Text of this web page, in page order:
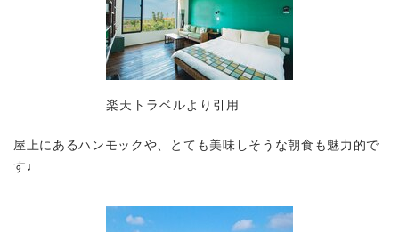
楽天トラベルより引用
屋上にあるハンモックや、とても美味しそうな朝食も魅力的で
す♩